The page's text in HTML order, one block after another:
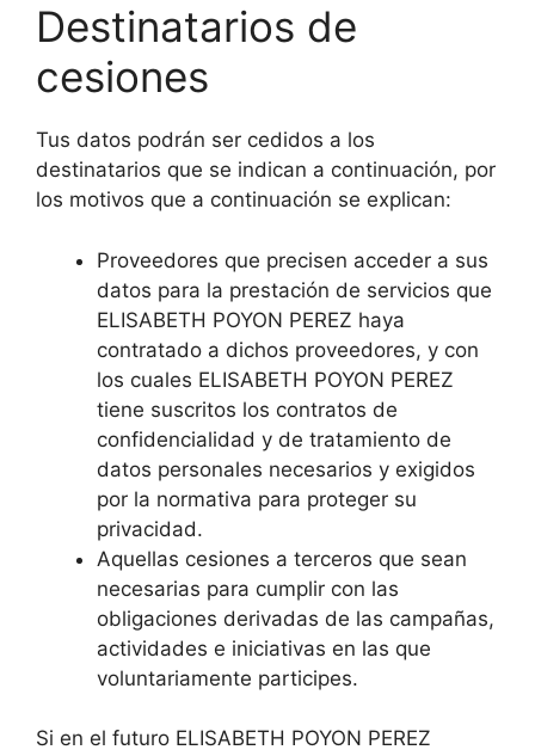
Destinatarios de
cesiones
Tus datos podrán ser cedidos a los
destinatarios que se indican a continuación, por
los motivos que a continuación se explican:
Proveedores que precisen acceder a sus
datos para la prestación de servicios que
ELISABETH POYON PEREZ haya
contratado a dichos proveedores, y con
los cuales ELISABETH POYON PEREZ
tiene suscritos los contratos de
confidencialidad y de tratamiento de
datos personales necesarios y exigidos
por la normativa para proteger su
privacidad.
Aquellas cesiones a terceros que sean
necesarias para cumplir con las
obligaciones derivadas de las campañas,
actividades e iniciativas en las que
voluntariamente participes.
Si en el futuro ELISABETH POYON PEREZ